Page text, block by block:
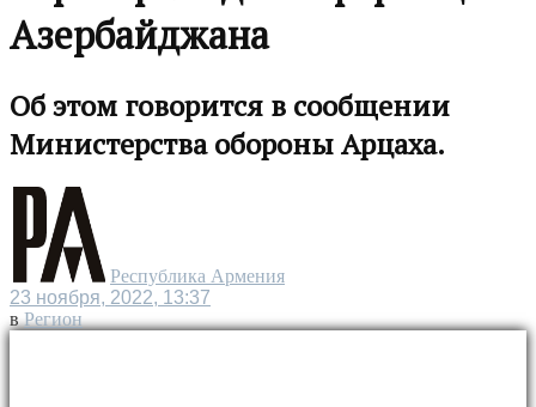
Азербайджана
Об этом говорится в сообщении
Министерства обороны Арцаха.
Республика Армения
23 ноября, 2022, 13:37
в Регион